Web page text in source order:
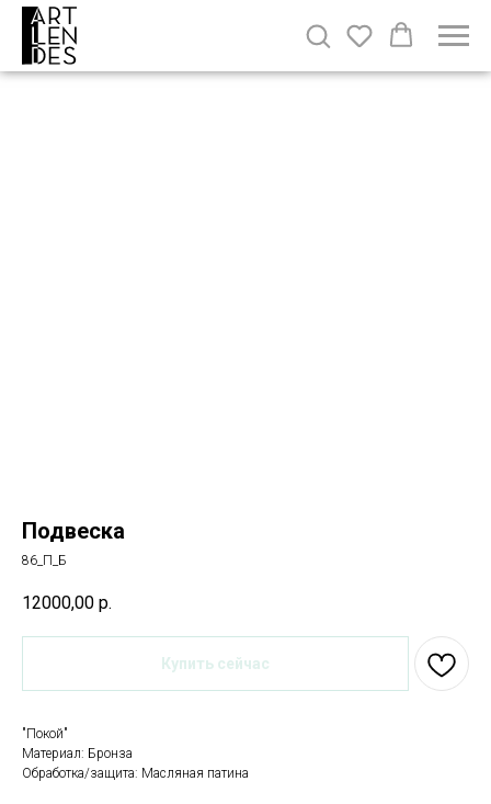
Подвеска
86_П_Б
12000,00 р.
Купить сейчас
"Покой"
Материал: Бронза
Обработка/защита: Масляная патина